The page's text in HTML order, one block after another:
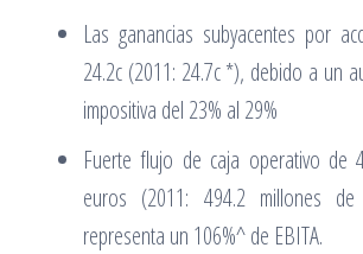
Las ganancias subyacentes por
24.2c (2011: 24.7c *), debido a un
impositiva del 23% al 29%
Fuerte flujo de caja operativo de
euros (2011: 494.2 millones
representa un 106%^ de EBITA.